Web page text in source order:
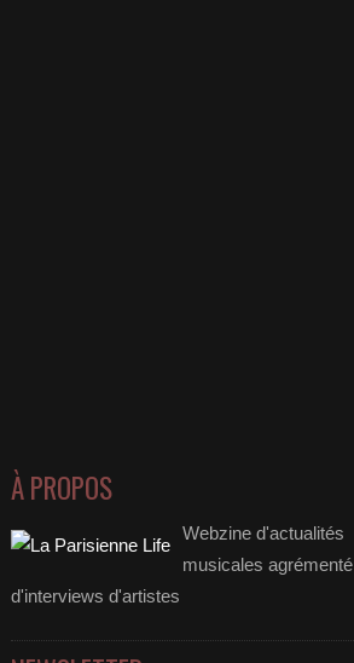
À PROPOS
Webzine d'actualités
musicales agrémenté
d'interviews d'artistes